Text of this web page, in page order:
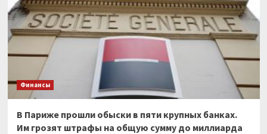
вклады
в
долларах
США
Финансы
В Париже прошли обыски в пяти крупных банках.
Им грозят штрафы на общую сумму до миллиарда